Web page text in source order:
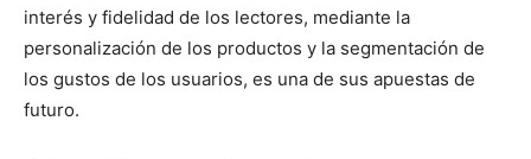
interés y fidelidad de los lectores, mediante la
personalización de los productos y la segmentación de
los gustos de los usuarios, es una de sus apuestas de
futuro.